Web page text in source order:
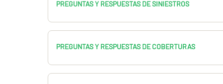
PREGUNTAS Y RESPUESTAS DE SINIESTROS
PREGUNTAS Y RESPUESTAS DE COBERTURAS